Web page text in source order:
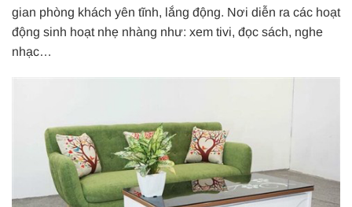
gian phòng khách yên tĩnh, lắng động. Nơi diễn ra các hoạt
động sinh hoạt nhẹ nhàng như: xem tivi, đọc sách, nghe
nhạc…